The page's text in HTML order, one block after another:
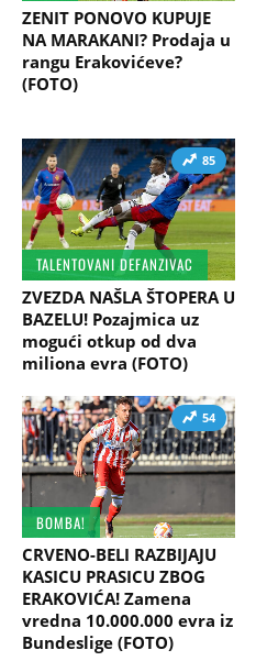
ZENIT PONOVO KUPUJE
NA MARAKANI? Prodaja u
rangu Erakovićeve?
(FOTO)
85
TALENTOVANI DEFANZIVAC
ZVEZDA NAŠLA ŠTOPERA U
BAZELU! Pozajmica uz
mogući otkup od dva
miliona evra (FOTO)
54
BOMBA!
CRVENO-BELI RAZBIJAJU
KASICU PRASICU ZBOG
ERAKOVIĆA! Zamena
vredna 10.000.000 evra iz
Bundeslige (FOTO)